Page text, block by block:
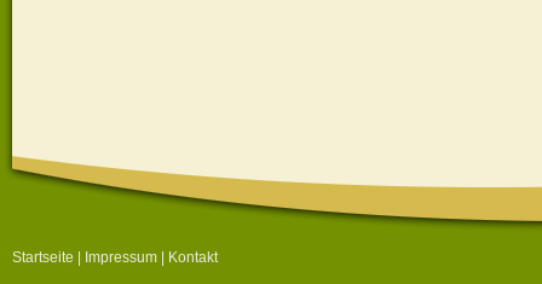
Startseite Impressum Kontakt